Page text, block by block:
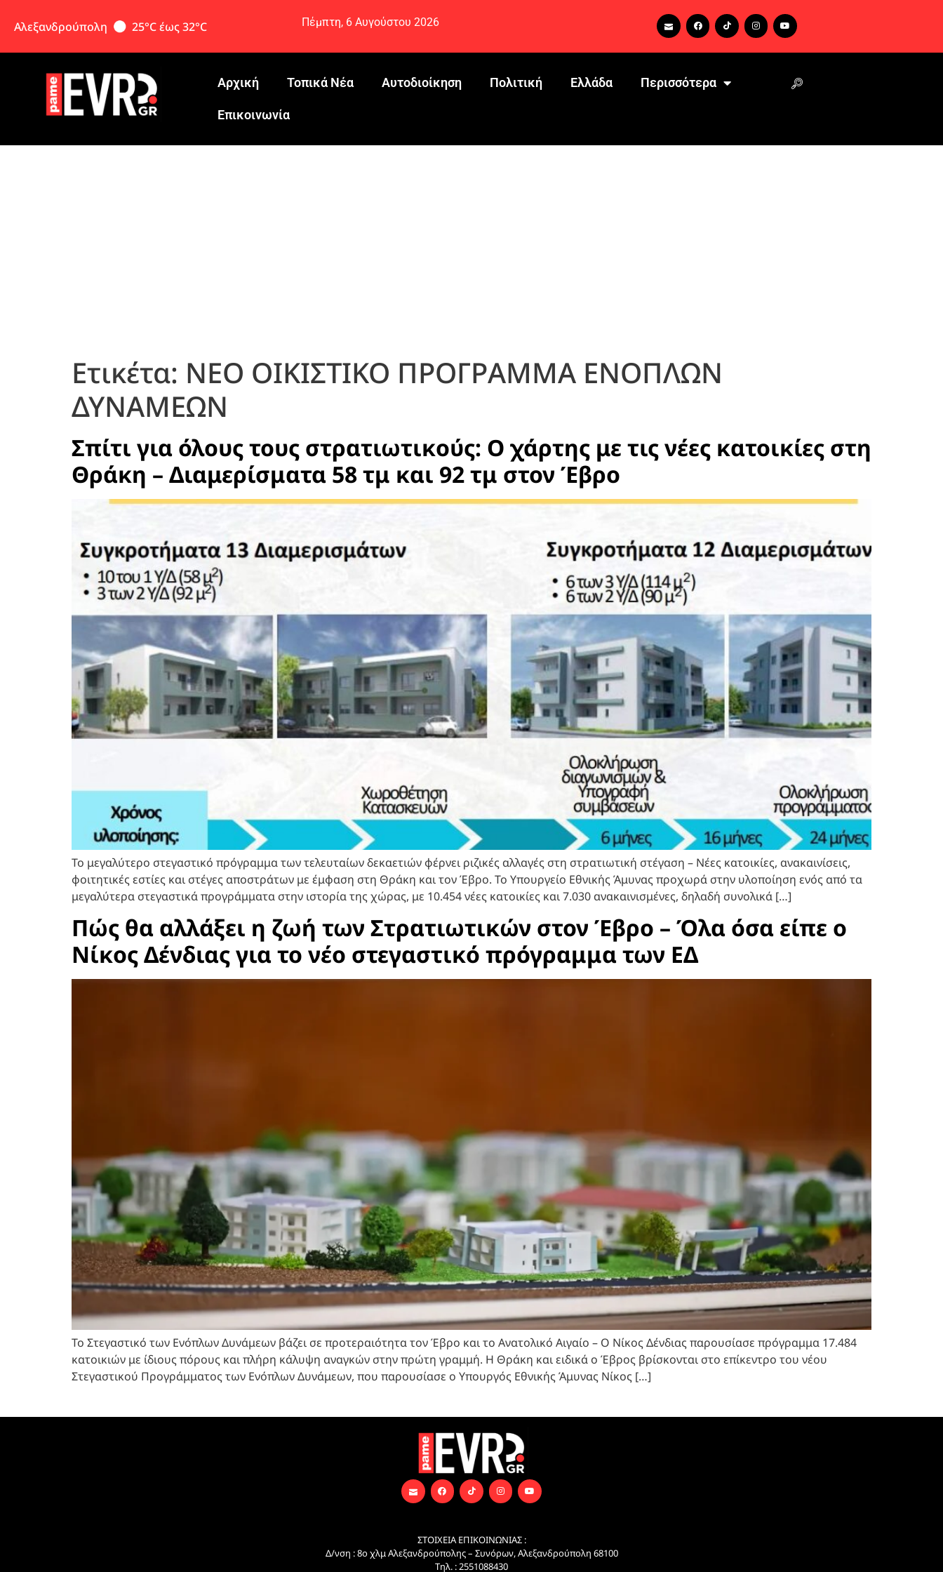
Αλεξανδρούπολη 25°C έως 32°C Πέμπτη, 6 Αυγούστου 2026
Αρχική Τοπικά Νέα Αυτοδιοίκηση Πολιτική Ελλάδα Περισσότερα
Eπικοινωνία
Ετικέτα: ΝΕΟ ΟΙΚΙΣΤΙΚΟ ΠΡΟΓΡΑΜΜΑ ΕΝΟΠΛΩΝ
ΔΥΝΑΜΕΩΝ
Σπίτι για όλους τους στρατιωτικούς: Ο χάρτης με τις νέες κατοικίες στη
Θράκη – Διαμερίσματα 58 τμ και 92 τμ στον Έβρο
Το μεγαλύτερο στεγαστικό πρόγραμμα των τελευταίων δεκαετιών φέρνει ριζικές αλλαγές στη στρατιωτική στέγαση – Νέες κατοικίες, ανακαινίσεις,
φοιτητικές εστίες και στέγες αποστράτων με έμφαση στη Θράκη και τον Έβρο. Το Υπουργείο Εθνικής Άμυνας προχωρά στην υλοποίηση ενός από τα
μεγαλύτερα στεγαστικά προγράμματα στην ιστορία της χώρας, με 10.454 νέες κατοικίες και 7.030 ανακαινισμένες, δηλαδή συνολικά […]
Πώς θα αλλάξει η ζωή των Στρατιωτικών στον Έβρο – Όλα όσα είπε ο
Νίκος Δένδιας για το νέο στεγαστικό πρόγραμμα των ΕΔ
Το Στεγαστικό των Ενόπλων Δυνάμεων βάζει σε προτεραιότητα τον Έβρο και το Ανατολικό Αιγαίο – Ο Νίκος Δένδιας παρουσίασε πρόγραμμα 17.484
κατοικιών με ίδιους πόρους και πλήρη κάλυψη αναγκών στην πρώτη γραμμή. Η Θράκη και ειδικά ο Έβρος βρίσκονται στο επίκεντρο του νέου
Στεγαστικού Προγράμματος των Ενόπλων Δυνάμεων, που παρουσίασε ο Υπουργός Εθνικής Άμυνας Νίκος […]
ΣΤΟΙΧΕΙΑ ΕΠΙΚΟΙΝΩΝΙΑΣ :
Δ/νση : 8ο χλμ Αλεξανδρούπολης – Συνόρων, Αλεξανδρούπολη 68100
Τηλ. : 2551088430